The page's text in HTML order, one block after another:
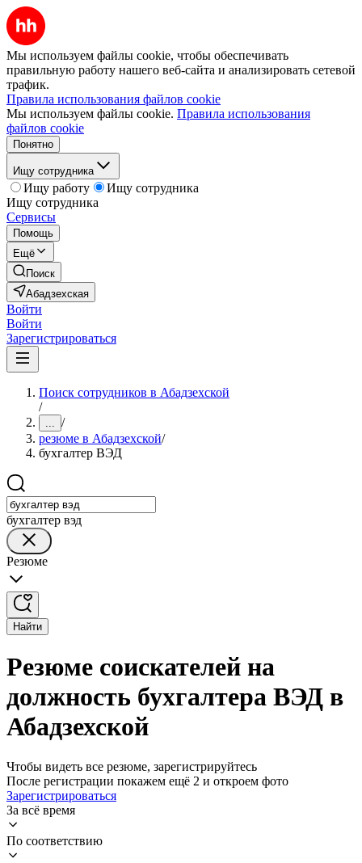
Мы используем файлы cookie, чтобы обеспечивать
правильную работу нашего веб-сайта и анализировать сетевой
трафик.
Правила использования файлов cookie
Мы используем файлы cookie. Правила использования
файлов cookie
Понятно
Ищу сотрудника
Ищу работу
Ищу сотрудника
Ищу сотрудника
Сервисы
Помощь
Ещё
Поиск
Абадзехская
Войти
Войти
Зарегистрироваться
Поиск сотрудников в Абадзехской
/
... /
резюме в Абадзехской/
бухгалтер ВЭД
бухгалтер вэд
Резюме
Найти
Резюме соискателей на
должность бухгалтера ВЭД в
Абадзехской
Чтобы видеть все резюме, зарегистрируйтесь
После регистрации покажем ещё 2 и откроем фото
Зарегистрироваться
За всё время
По соответствию